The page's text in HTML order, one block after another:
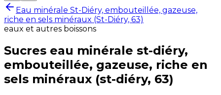
Eau minérale St-Diéry, embouteillée, gazeuse,
riche en sels minéraux (St-Diéry, 63)
eaux et autres boissons
Sucres eau minérale st-diéry,
embouteillée, gazeuse, riche en
sels minéraux (st-diéry, 63)